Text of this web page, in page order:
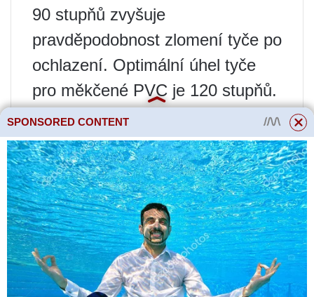
90 stupňů zvyšuje
pravděpodobnost zlomení tyče po
ochlazení. Optimální úhel tyče
pro měkčené PVC je 120 stupňů.
Proud horkého vzduchu je
přiváděn oscilačními pohyby
současně jak na okraje, tak na
výplňový materiál. Rychlost závisí
na teplotě vzduchu a průměru
tyče. Předehřev základního
materiálu a přísady proces
urychluje. Takzvané
SPONSORED CONTENT